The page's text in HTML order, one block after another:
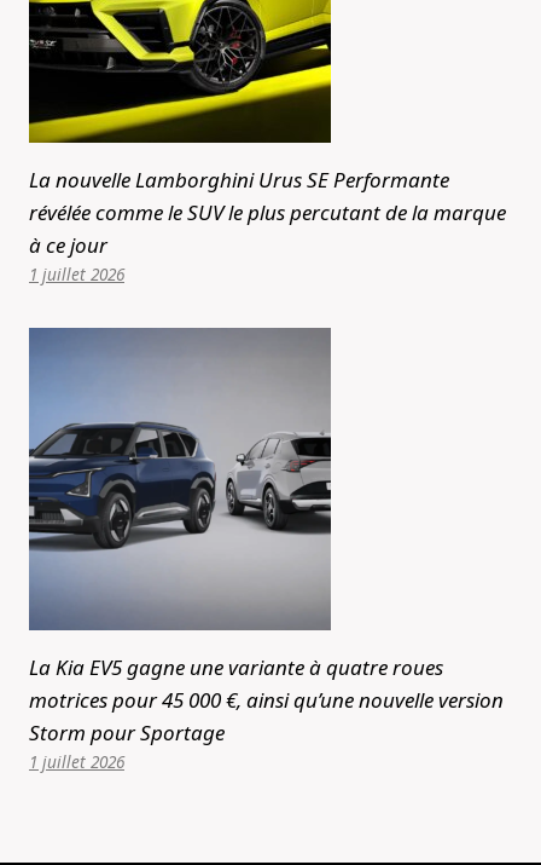
La nouvelle Lamborghini Urus SE Performante
révélée comme le SUV le plus percutant de la marque
à ce jour
1 juillet 2026
La Kia EV5 gagne une variante à quatre roues
motrices pour 45 000 €, ainsi qu’une nouvelle version
Storm pour Sportage
1 juillet 2026